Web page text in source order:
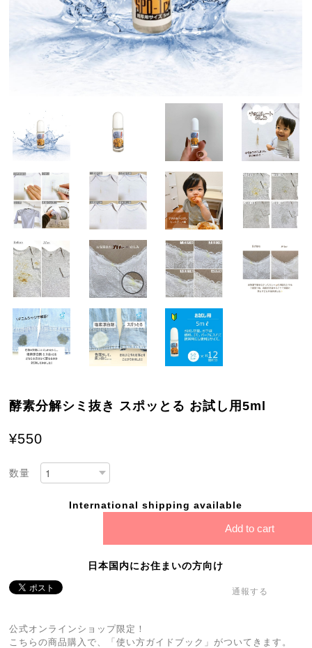
酵素分解シミ抜き スポッとる お試し用5ml
¥550
数量
International shipping available
Add to cart
日本国内にお住まいの方向け
通報する
公式オンラインショップ限定！
こちらの商品購入で、「使い方ガイドブック」がついてきます。